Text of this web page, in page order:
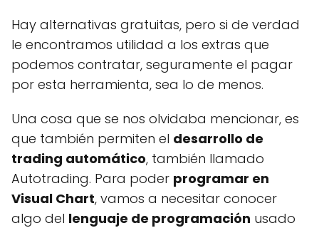
Hay alternativas gratuitas, pero si de verdad
le encontramos utilidad a los extras que
podemos contratar, seguramente el pagar
por esta herramienta, sea lo de menos.
Una cosa que se nos olvidaba mencionar, es
que también permiten el desarrollo de
trading automático, también llamado
Autotrading. Para poder programar en
Visual Chart, vamos a necesitar conocer
algo del lenguaje de programación usado